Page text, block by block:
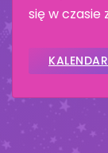
się w czasie